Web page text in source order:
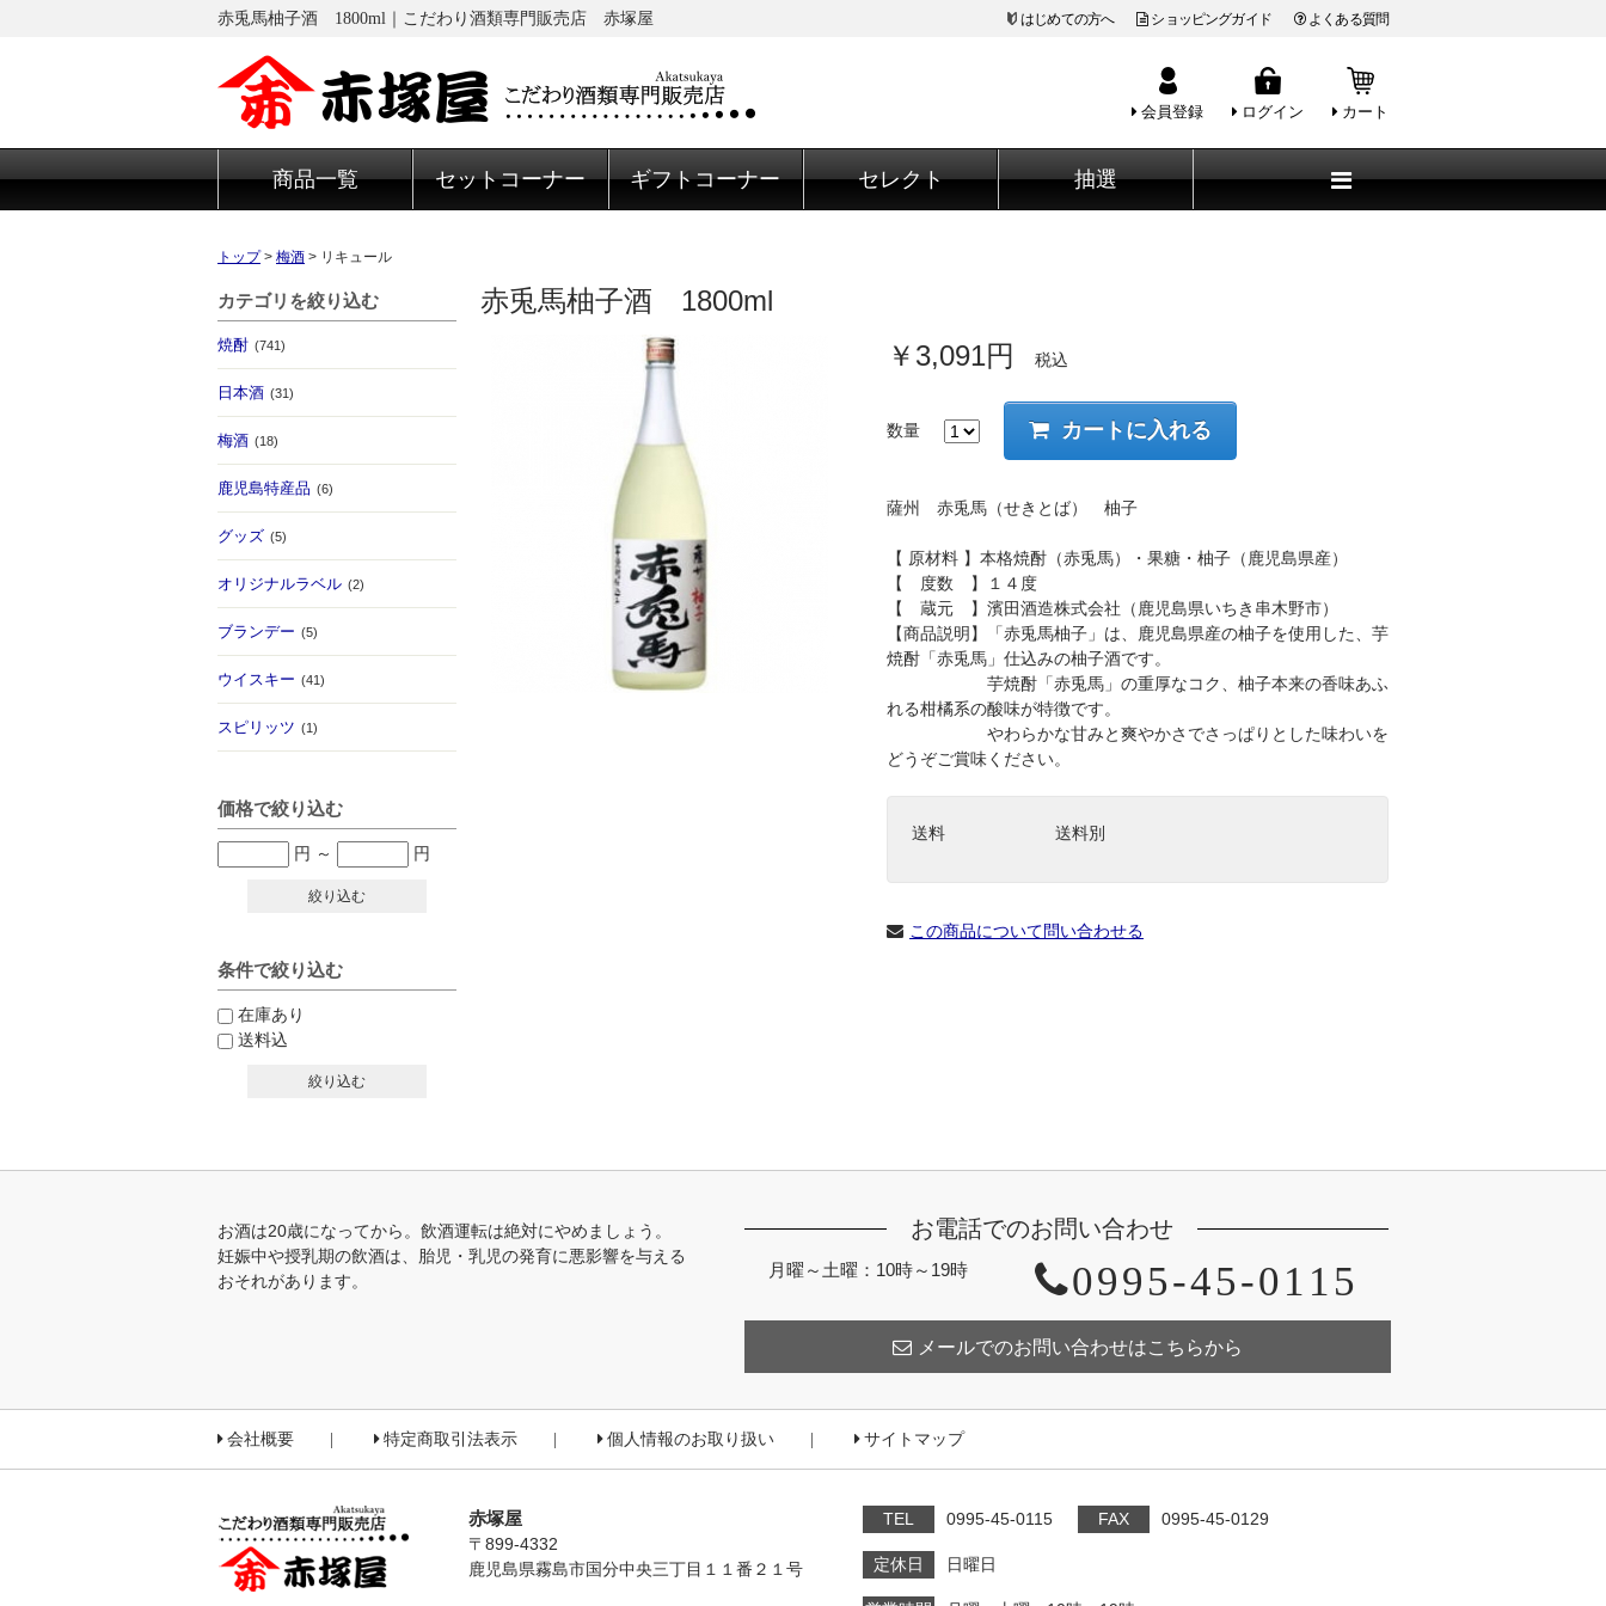
赤兎馬柚子酒 1800ml｜こだわり酒類専門販売店 赤塚屋 はじめての方へ ショッピングガイド よくある質問
会員登録 ログイン カート
商品一覧 セットコーナー ギフトコーナー セレクト 抽選
トップ> 梅酒 > リキュール
カテゴリを絞り込む
焼酎 (741)
日本酒 (31)
梅酒 (18)
鹿児島特産品 (6)
グッズ (5)
オリジナルラベル (2)
ブランデー (5)
ウイスキー (41)
スピリッツ (1)
価格で絞り込む
円 ～ 円
絞り込む
条件で絞り込む
在庫あり
送料込
絞り込む
赤兎馬柚子酒 1800ml
￥3,091円
税込
数量 カートに入れる
薩州 赤兎馬（せきとば） 柚子
【 原材料 】本格焼酎（赤兎馬）・果糖・柚子（鹿児島県産）
【 度数 】１４度
【 蔵元 】濱田酒造株式会社（鹿児島県いちき串木野市）
【商品説明】「赤兎馬柚子」は、鹿児島県産の柚子を使用した、芋
焼酎「赤兎馬」仕込みの柚子酒です。
芋焼酎「赤兎馬」の重厚なコク、柚子本来の香味あふ
れる柑橘系の酸味が特徴です。
やわらかな甘みと爽やかさでさっぱりとした味わいを
どうぞご賞味ください。
送料 送料別
この商品について問い合わせる
お酒は20歳になってから。飲酒運転は絶対にやめましょう。
妊娠中や授乳期の飲酒は、胎児・乳児の発育に悪影響を与える
おそれがあります。
お電話でのお問い合わせ
月曜～土曜：10時～19時 0995-45-0115
メールでのお問い合わせはこちらから
会社概要 特定商取引法表示 個人情報のお取り扱い サイトマップ
赤塚屋
〒899-4332
鹿児島県霧島市国分中央三丁目１１番２１号
TEL 0995-45-0115 FAX 0995-45-0129
定休日 日曜日